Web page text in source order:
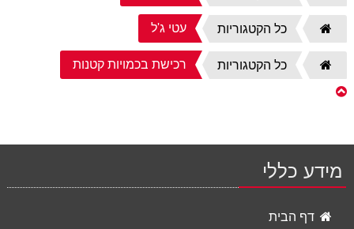
הבית
דף
הבית
כל הקטגוריות עטי ג'ל
דף
הבית
כל הקטגוריות רכישת בכמויות קטנות
מידע כללי
דף הבית